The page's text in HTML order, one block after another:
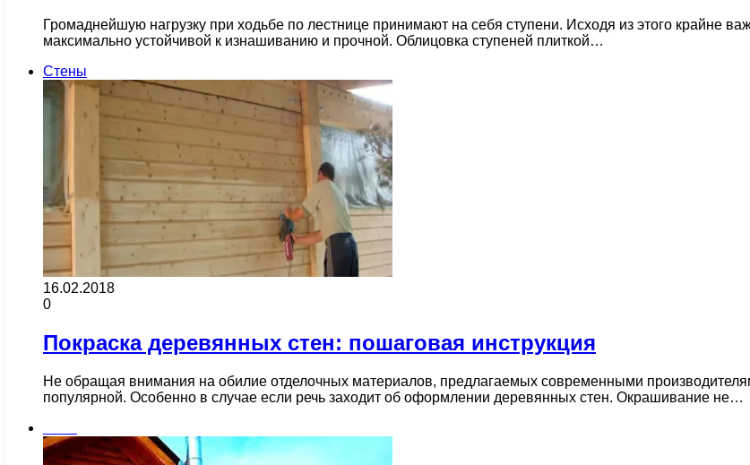
Громаднейшую нагрузку при ходьбе по лестнице принимают на себя ступени. Исходя из этого крайне
максимально устойчивой к изнашиванию и прочной. Облицовка ступеней плиткой…
Стены
16.02.2018
0
Покраска деревянных стен: пошаговая инструкция
Не обращая внимания на обилие отделочных материалов, предлагаемых современными
популярной. Особенно в случае если речь заходит об оформлении деревянных стен. Окрашивание не…